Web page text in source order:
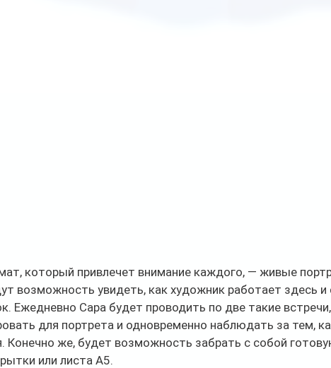
который привлечет внимание каждого, — живые
возможность увидеть, как художник работает здесь и
Ежедневно Сара будет проводить по две такие
для портрета и одновременно наблюдать за тем,
Конечно же, будет возможность забрать с собой
или листа A5.